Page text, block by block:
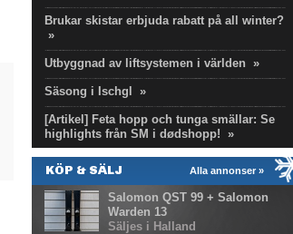
Brukar skistar erbjuda rabatt på all winter?
»
Utbyggnad av liftsystemen i världen »
Säsong i Ischgl »
[Artikel] Feta hopp och tunga smällar: Se
highlights från SM i dødshopp! »
Alla annonser »
KÖP & SÄLJ
Salomon QST 99 + Salomon
Warden 13
Säljes i Halland